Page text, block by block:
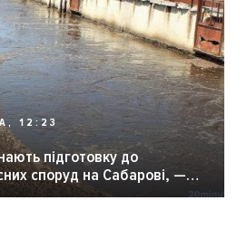
12:23
підготовку до
споруд на Сабарові, —